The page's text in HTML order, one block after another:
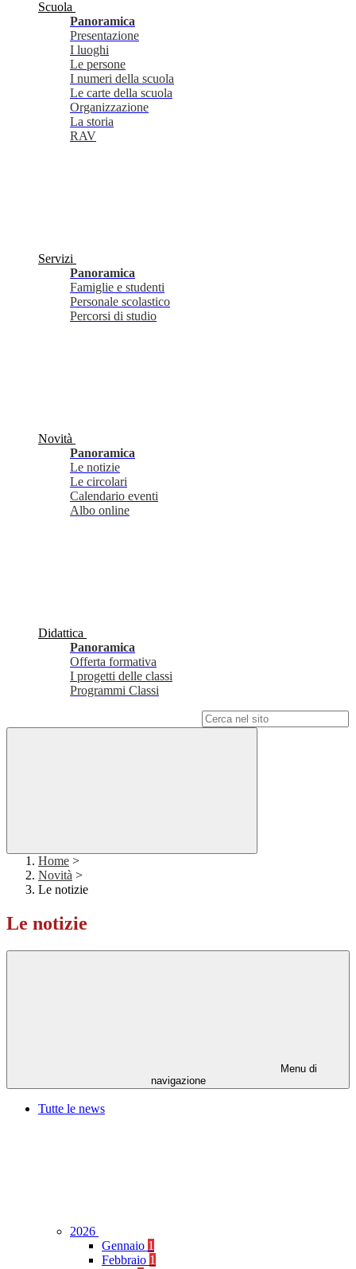
Scuola
Panoramica
Presentazione
I luoghi
Le persone
I numeri della scuola
Le carte della scuola
Organizzazione
La storia
RAV
Servizi
Panoramica
Famiglie e studenti
Personale scolastico
Percorsi di studio
Novità
Panoramica
Le notizie
Le circolari
Calendario eventi
Albo online
Didattica
Panoramica
Offerta formativa
I progetti delle classi
Programmi Classi
Home >
Novità >
Le notizie
Le notizie
Menu di
navigazione
Tutte le news
2026
Gennaio 1
Febbraio 1